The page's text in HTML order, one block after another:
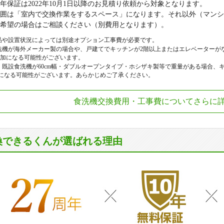
保証は2022年10月1日以降のお見積り依頼から対象となります。
は「室内で交換作業をするスペース」になります。それ以外（マン
望の場合はご相談ください（別費用となります）。
設置状況によっては別途オプション工事費が必要です。
が海外メーカー製の場合や、戸建てでキッチンが2階以上またはエレベーターが
になる可能性がございます。
設食洗機が60cm幅・ダブルオープンタイプ・ホシザキ製等で重量がある場合、
なる可能性がございます。あらかじめご了承ください。
食洗機交換費用・工事費について さらに
できるくんが選ばれる理由